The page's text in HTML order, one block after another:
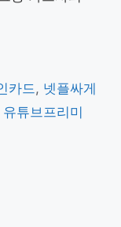
카드, 넷플싸게
유튜브프리미